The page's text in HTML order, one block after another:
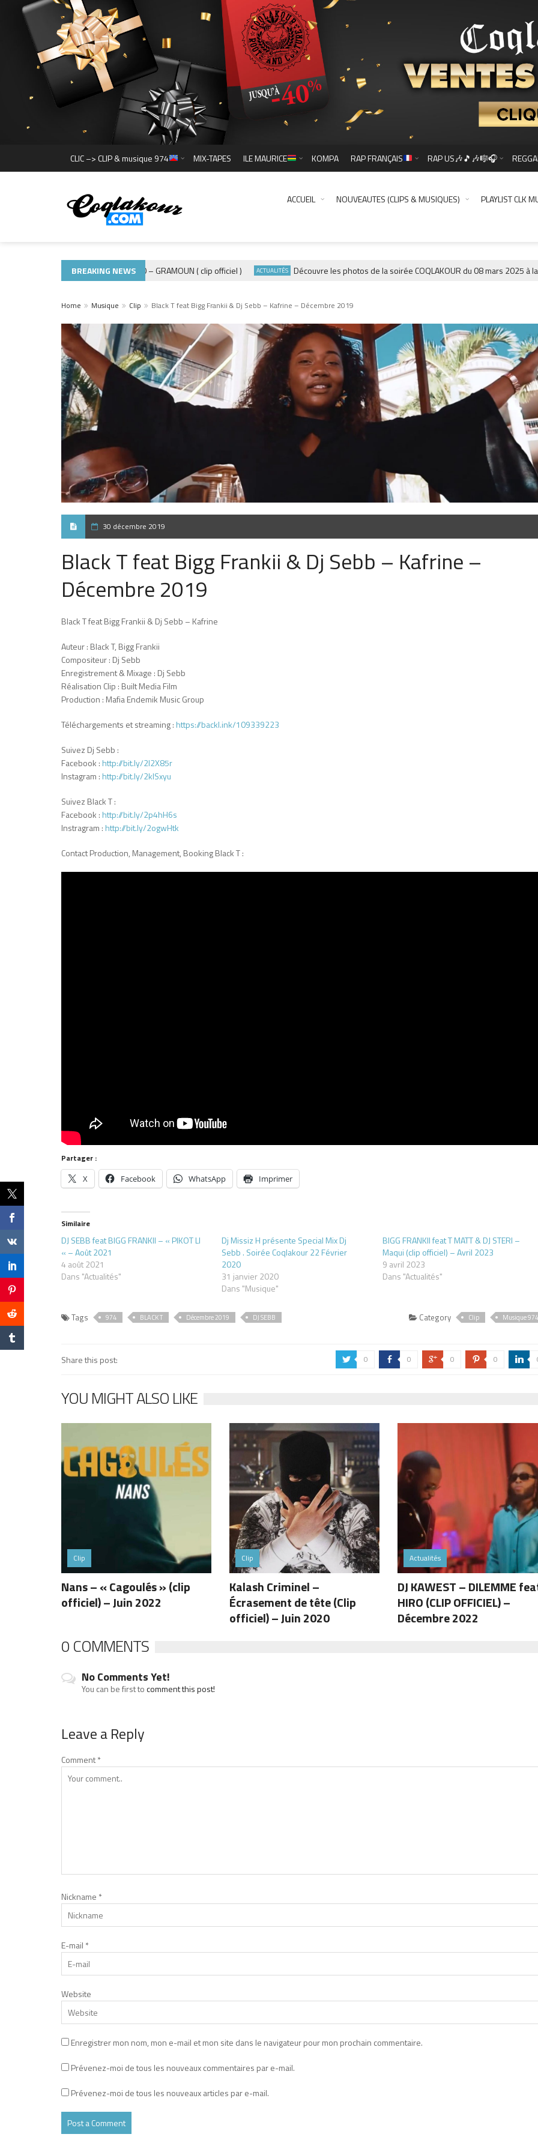
CLIC –> CLIP & musique 974 MIX-TAPES ILE MAURICE KOMPA RAP FRANÇAIS RAP US🎶🎵🎶🎼🎧
ACCUEIL NOUVEAUTES (CLIPS & MUSIQUES) PLAYLIST CLK
BREAKING NEWS
ACTUALITÉS ADE440 – GRAMOUN ( clip officiel ) ACTUALITÉS Découvre les photos de la soirée COQLAKOUR du 08 mars 2025 à la
Home Musique Clip Black T feat Bigg Frankii & Dj Sebb – Kafrine – Décembre 2019
30 décembre 2019
Black T feat Bigg Frankii & Dj Sebb – Kafrine –
Décembre 2019
Black T feat Bigg Frankii & Dj Sebb – Kafrine
Auteur : Black T, Bigg Frankii
Compositeur : Dj Sebb
Enregistrement & Mixage : Dj Sebb
Réalisation Clip : Built Media Film
Production : Mafia Endemik Music Group
Téléchargements et streaming : https://backl.ink/109339223
Suivez Dj Sebb :
Facebook : http://bit.ly/2l2X85r
Instagram : http://bit.ly/2klSxyu
Suivez Black T :
Facebook : http://bit.ly/2p4hH6s
Instragram : http://bit.ly/2ogwHtk
Contact Production, Management, Booking Black T :
Partager :
X Facebook WhatsApp Imprimer
Similaire
DJ SEBB feat BIGG FRANKII – « PIKOT LI
« – Août 2021
4 août 2021
Dans "Actualités"
Dj Missiz H présente Special Mix Dj
Sebb . Soirée Coqlakour 22 Février
2020
31 janvier 2020
Dans "Musique"
BIGG FRANKII feat T MATT & DJ STERI –
Maqui (clip officiel) – Avril 2023
9 avril 2023
Dans "Actualités"
Tags 974 BLACK T Décembre 2019 DJ SEBB Category Clip Musique
Share this post: a 0 b 0 c 0 d 0 j
YOU MIGHT ALSO LIKE
Clip
Nans – « Cagoulés » (clip
officiel) – Juin 2022
Clip
Kalash Criminel –
Écrasement de tête (Clip
officiel) – Juin 2020
Actualités
DJ KAWEST – DILEMME
HIRO (CLIP OFFICIEL) –
Décembre 2022
0 COMMENTS
No Comments Yet!
You can be first tocomment this post!
Leave a Reply
Comment*
Nickname *
E-mail *
Website
Enregistrer mon nom, mon e-mail et mon site dans le navigateur pour mon prochain commentaire.
Prévenez-moi de tous les nouveaux commentaires par e-mail.
Prévenez-moi de tous les nouveaux articles par e-mail.